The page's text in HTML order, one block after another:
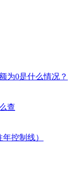
为0是什么情况？
查
控制线）